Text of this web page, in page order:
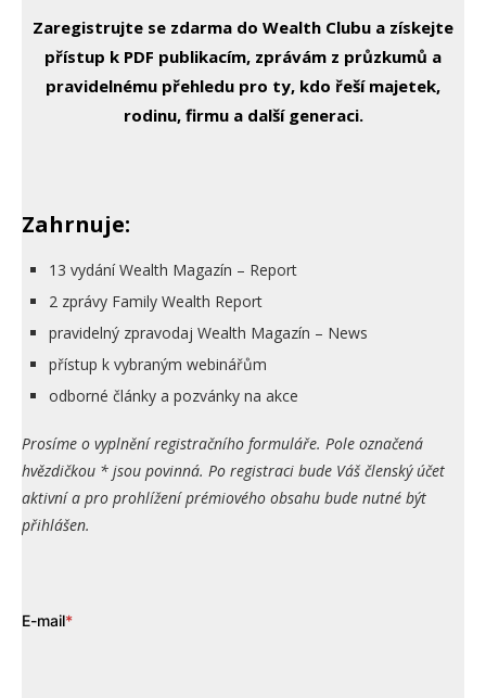
Zaregistrujte se zdarma do Wealth Clubu a získejte
přístup k PDF publikacím, zprávám z průzkumů a
pravidelnému přehledu pro ty, kdo řeší majetek,
rodinu, firmu a další generaci.
Zahrnuje:
13 vydání Wealth Magazín – Report
2 zprávy Family Wealth Report
pravidelný zpravodaj Wealth Magazín – News
přístup k vybraným webinářům
odborné články a pozvánky na akce
Prosíme o vyplnění registračního formuláře. Pole označená
hvězdičkou * jsou povinná. Po registraci bude Váš členský účet
aktivní a pro prohlížení prémiového obsahu bude nutné být
přihlášen.
E-mail*